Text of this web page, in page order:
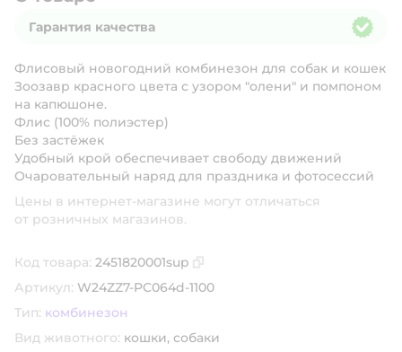
Гарантия качества
Флисовый новогодний комбинезон для собак и кошек
Зоозавр красного цвета с узором "олени" и помпоном
на капюшоне.
Флис (100% полиэстер)
Без застёжек
Удобный крой обеспечивает свободу движений
Очаровательный наряд для праздника и фотосессий
Цены в интернет-магазине могут отличаться
от розничных магазинов.
Код товара: 2451820001sup
Артикул: W24ZZ7-PC064d-1100
Тип: комбинезон
Вид животного: кошки, собаки